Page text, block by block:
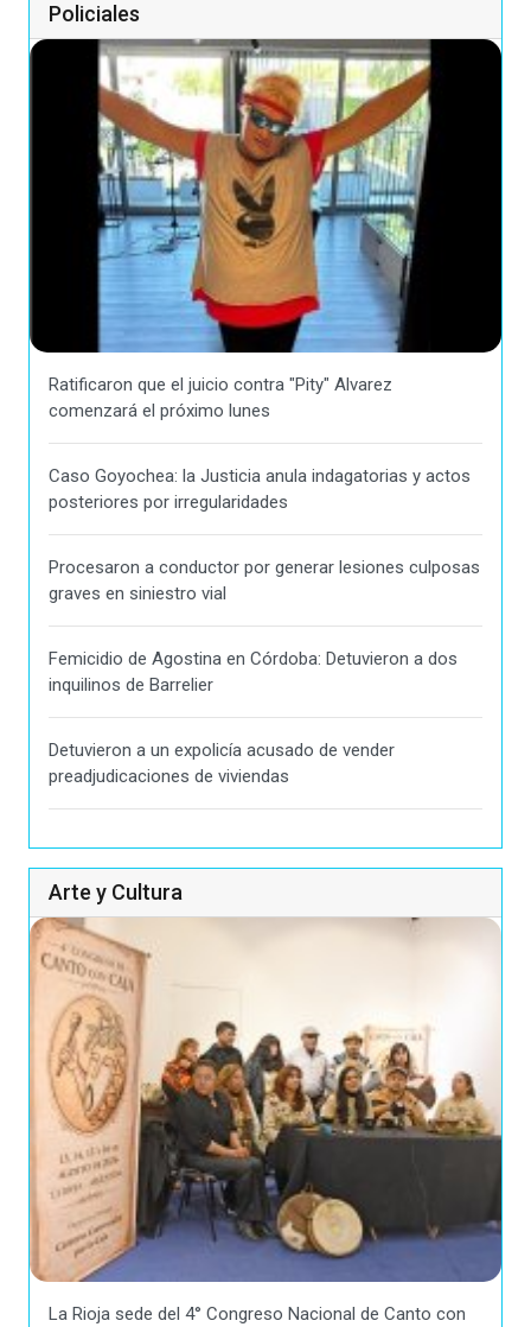
Policiales
Ratificaron que el juicio contra "Pity" Alvarez
comenzará el próximo lunes
Caso Goyochea: la Justicia anula indagatorias y actos
posteriores por irregularidades
Procesaron a conductor por generar lesiones culposas
graves en siniestro vial
Femicidio de Agostina en Córdoba: Detuvieron a dos
inquilinos de Barrelier
Detuvieron a un expolicía acusado de vender
preadjudicaciones de viviendas
Arte y Cultura
La Rioja sede del 4° Congreso Nacional de Canto con